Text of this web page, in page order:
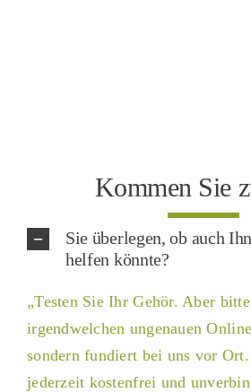
Kommen Sie
Sie überlegen, ob auch
helfen könnte?
„Testen Sie Ihr Gehör. Aber
irgendwelchen ungenauen
sondern fundiert bei uns vor
jederzeit kostenfrei und